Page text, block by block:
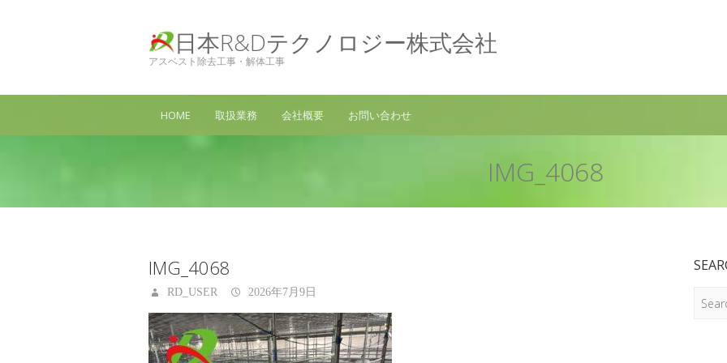
日本R&Dテクノロジー株式会社
アスベスト除去工事・解体工事
HOME 取扱業務 会社概要 お問い合わせ
IMG_4068
IMG_4068
RD_USER 2026年7月9日